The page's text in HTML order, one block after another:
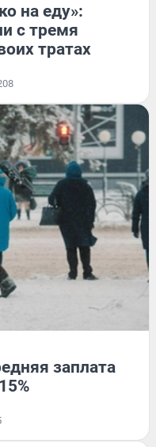
на еду»:
с тремя
тратах
заплата